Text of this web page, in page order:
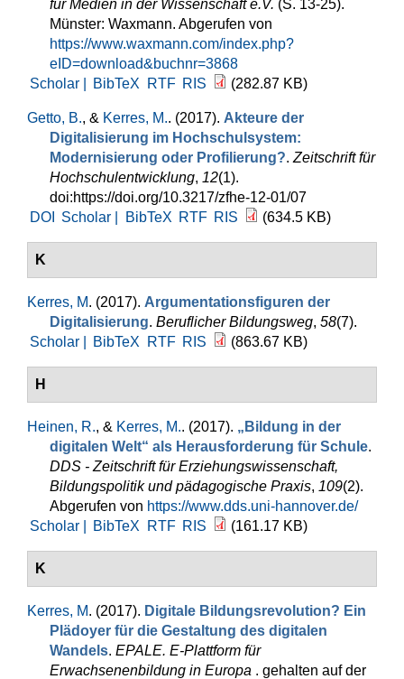
für Medien in der Wissenschaft e.V. (S. 13-25).
Münster: Waxmann. Abgerufen von
https://www.waxmann.com/index.php?
eID=download&buchnr=3868
Scholar |
BibTeX RTF RIS (282.87 KB)
Getto, B., & Kerres, M.. (2017). Akteure der
Digitalisierung im Hochschulsystem:
Modernisierung oder Profilierung?. Zeitschrift für
Hochschulentwicklung, 12(1).
doi:https://doi.org/10.3217/zfhe-12-01/07
DOI
Scholar | BibTeX RTF RIS (634.5 KB)
K
Kerres, M. (2017). Argumentationsfiguren der
Digitalisierung. Beruflicher Bildungsweg, 58(7).
Scholar |
BibTeX RTF RIS (863.67 KB)
H
Heinen, R., & Kerres, M.. (2017). „Bildung in der
digitalen Welt“ als Herausforderung für Schule.
DDS - Zeitschrift für Erziehungswissenschaft,
Bildungspolitik und pädagogische Praxis, 109(2).
Abgerufen von https://www.dds.uni-hannover.de/
Scholar |
BibTeX RTF RIS (161.17 KB)
K
Kerres, M. (2017). Digitale Bildungsrevolution? Ein
Plädoyer für die Gestaltung des digitalen
Wandels. EPALE. E-Plattform für
Erwachsenenbildung in Europa . gehalten auf der